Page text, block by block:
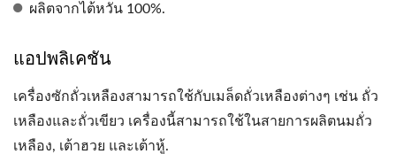
ผลิตจากไต้หวัน 100%.
แอปพลิเคชัน
เครื่องซักถั่วเหลืองสามารถใช้กับเมล็ดถั่วเหลืองต่างๆ เช่น ถั่ว
เหลืองและถั่วเขียว เครื่องนี้สามารถใช้ในสายการผลิตนมถั่ว
เหลือง, เต้าฮวย และเต้าหู้.